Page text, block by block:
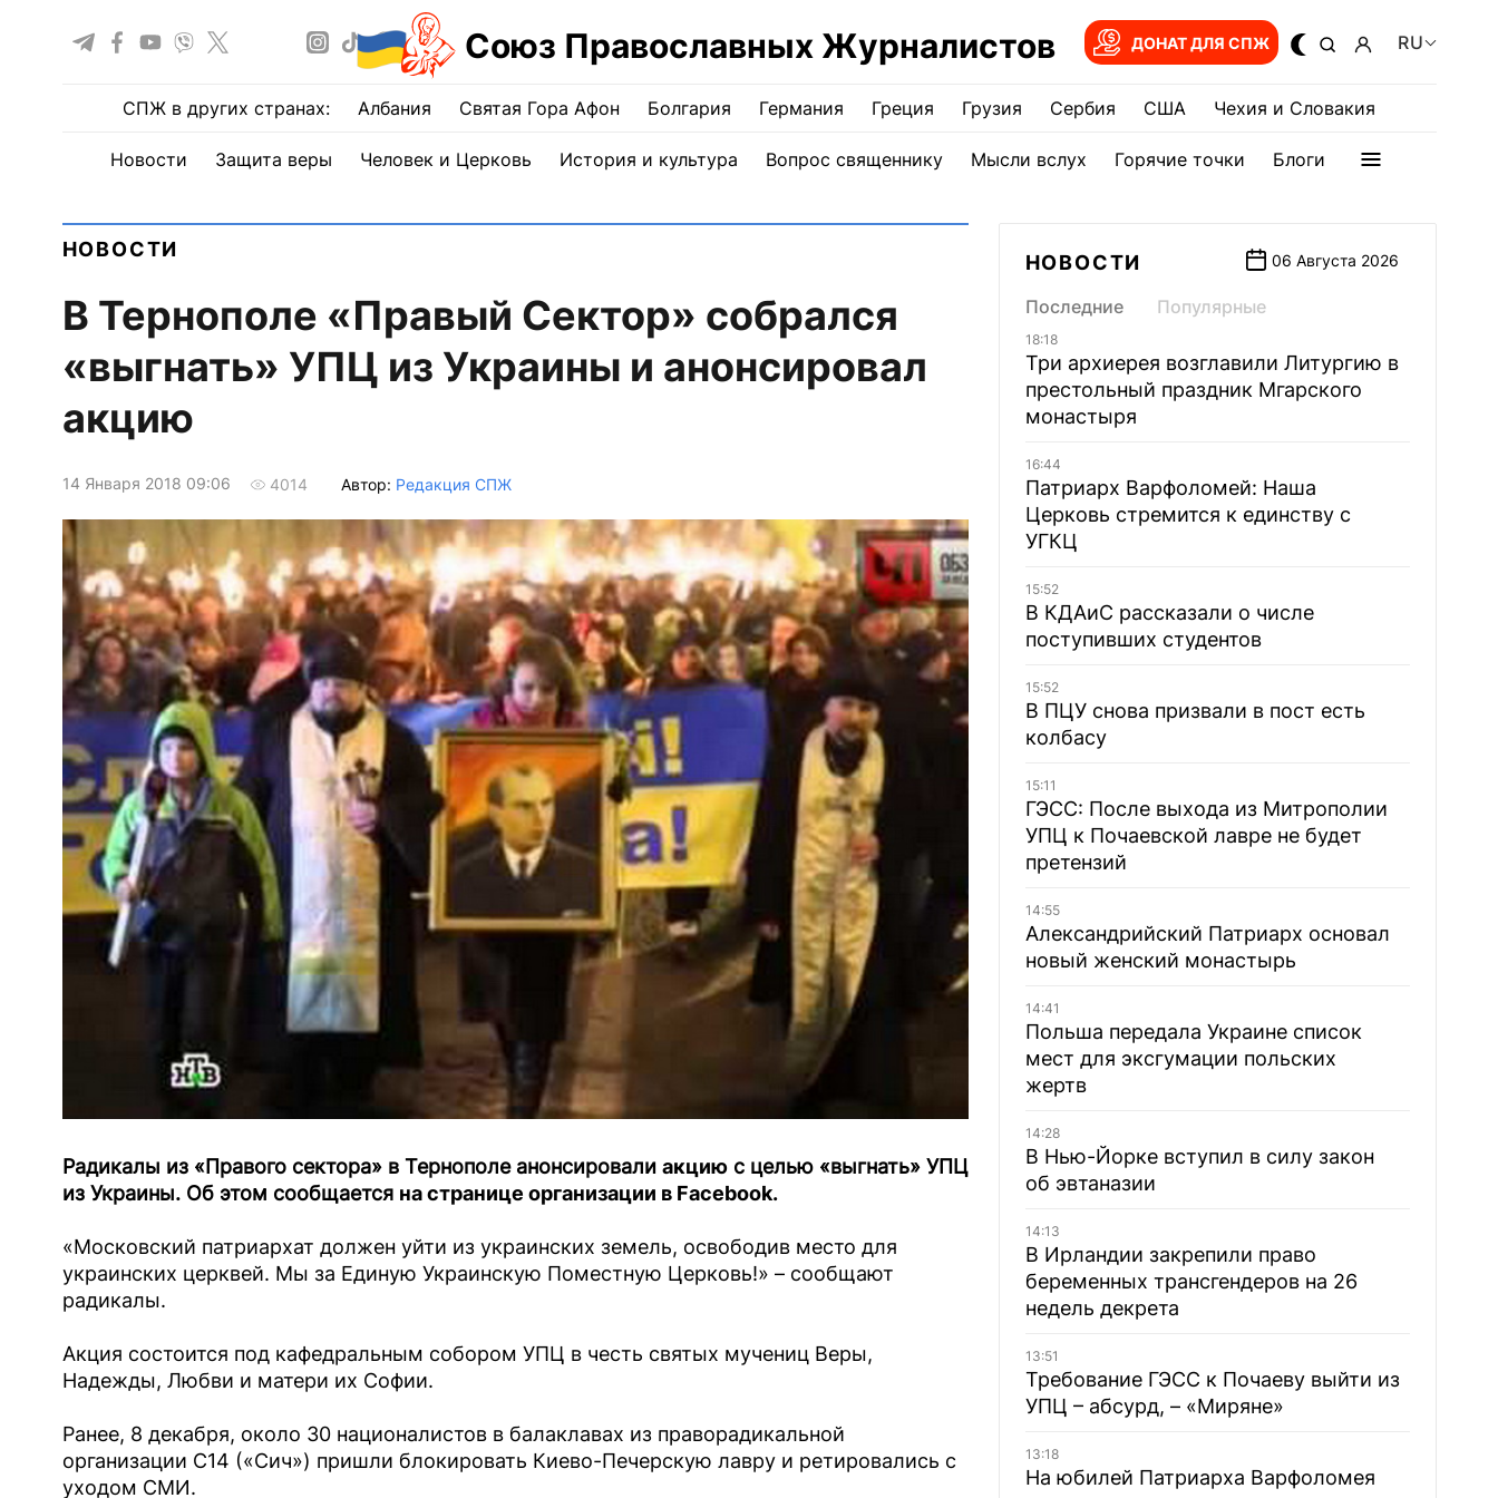
Союз Православных Журналистов ДОНАТ ДЛЯ СПЖ RU
СПЖ в других странах: Албания Святая Гора Афон Болгария Германия Греция Грузия Сербия США Чехия и Словакия
Новости Защита веры Человек и Церковь История и культура Вопрос священнику Мысли вслух Горячие точки Блоги
НОВОСТИ
В Тернополе «Правый Сектор» собрался
«выгнать» УПЦ из Украины и анонсировал
акцию
14 Января 2018 09:06 4014 Автор: Редакция СПЖ
Радикалы из «Правого сектора» в Тернополе анонсировали акциюс целью «выгнать» УПЦ
из Украины. Об этом сообщается на странице организации в Facebook.
«Московский патриархат должен уйти из украинских земель, освободив место для
украинских церквей. Мы за Единую Украинскую Поместную Церковь!» – сообщают
радикалы.
Акция состоится под кафедральным собором УПЦ в честь святых мучениц Веры,
Надежды, Любви и матери их Софии.
Ранее, 8 декабря, около 30 националистов в балаклавах из праворадикальной
организации С14 («Сич») пришли блокировать Киево-Печерскую лавру и ретировались с
уходом СМИ.
НОВОСТИ 06 Августа 2026
Последние Популярные
18:18
Три архиерея возглавили Литургию в
престольный праздник Мгарского
монастыря
16:44
Патриарх Варфоломей: Наша
Церковь стремится к единству с
УГКЦ
15:52
В КДАиС рассказали о числе
поступивших студентов
15:52
В ПЦУ снова призвали в пост есть
колбасу
15:11
ГЭСС: После выхода из Митрополии
УПЦ к Почаевской лавре не будет
претензий
14:55
Александрийский Патриарх основал
новый женский монастырь
14:41
Польша передала Украине список
мест для эксгумации польских
жертв
14:28
В Нью-Йорке вступил в силу закон
об эвтаназии
14:13
В Ирландии закрепили право
беременных трансгендеров на 26
недель декрета
13:51
Требование ГЭСС к Почаеву выйти из
УПЦ – абсурд, – «Миряне»
13:18
На юбилей Патриарха Варфоломея